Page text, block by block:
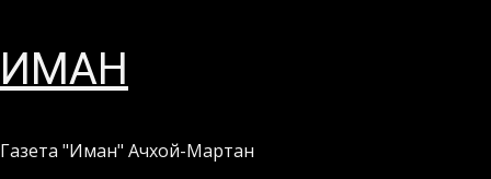
Перейти
кИМАН
Газета "Иман" Ачхой-Мартан